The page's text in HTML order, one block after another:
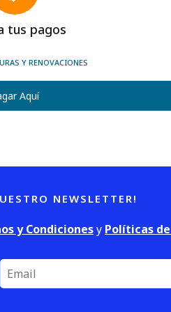
tus pagos
Y RENOVACIONES
Aquí
NEWSLETTER!
y Condicionesy Políticas